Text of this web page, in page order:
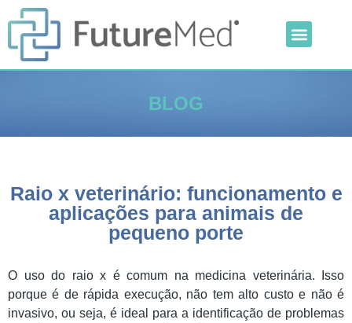
BLOG
Raio x veterinário: funcionamento e
aplicações para animais de
pequeno porte
O uso do raio x é comum na medicina veterinária. Isso
porque é de rápida execução, não tem alto custo e não é
invasivo, ou seja, é ideal para a identificação de problemas